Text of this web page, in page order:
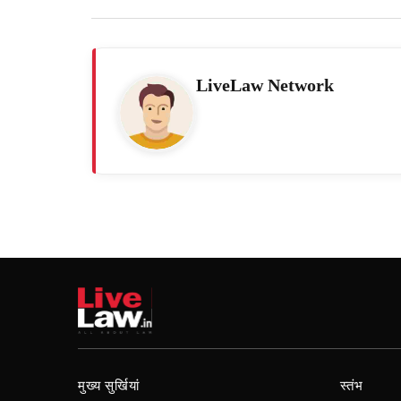
LiveLaw Network
मुख्य सुर्खियां स्तंभ